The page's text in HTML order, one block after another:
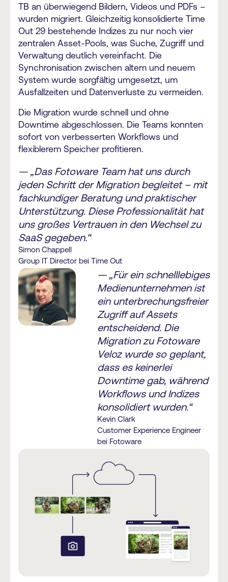
TB an überwiegend Bildern, Videos und PDFs –
wurden migriert. Gleichzeitig konsolidierte Time
Out 29 bestehende Indizes zu nur noch vier
zentralen Asset-Pools, was Suche, Zugriff und
Verwaltung deutlich vereinfacht. Die
Synchronisation zwischen altem und neuem
System wurde sorgfältig umgesetzt, um
Ausfallzeiten und Datenverluste zu vermeiden.
Die Migration wurde schnell und ohne
Downtime abgeschlossen. Die Teams konnten
sofort von verbesserten Workflows und
flexiblerem Speicher profitieren.
— „Das Fotoware Team hat uns durch
jeden Schritt der Migration begleitet – mit
fachkundiger Beratung und praktischer
Unterstützung. Diese Professionalität hat
uns großes Vertrauen in den Wechsel zu
SaaS gegeben.“
Simon Chappell
Group IT Director bei Time Out
— „Für ein schnelllebiges
Medienunternehmen ist
ein unterbrechungsfreier
Zugriff auf Assets
entscheidend. Die
Migration zu Fotoware
Veloz wurde so geplant,
dass es keinerlei
Downtime gab, während
Workflows und Indizes
konsolidiert wurden.“
Kevin Clark
Customer Experience Engineer
bei Fotoware